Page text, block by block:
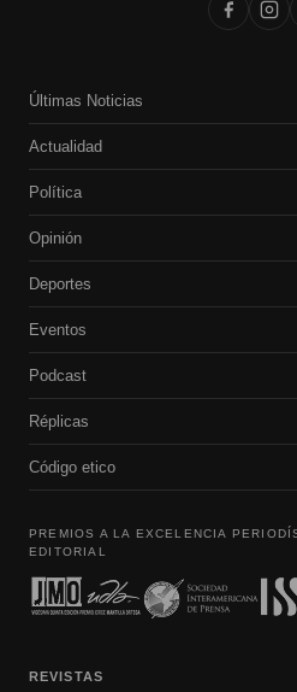
Últimas Noticias
Actualidad
Política
Opinión
Deportes
Eventos
Podcast
Réplicas
Código etico
PREMIOS A LA EXCELENCIA
EDITORIAL
REVISTAS